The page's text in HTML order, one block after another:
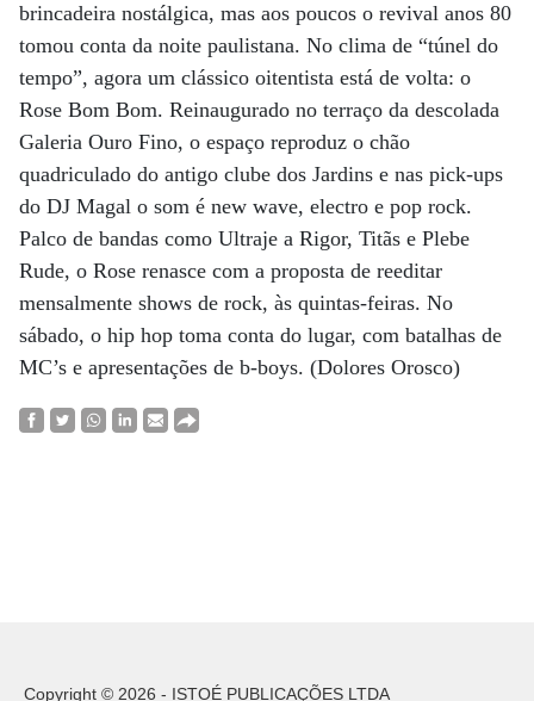
brincadeira nostálgica, mas aos poucos o revival anos 80
tomou conta da noite paulistana. No clima de “túnel do
tempo”, agora um clássico oitentista está de volta: o
Rose Bom Bom. Reinaugurado no terraço da descolada
Galeria Ouro Fino, o espaço reproduz o chão
quadriculado do antigo clube dos Jardins e nas pick-ups
do DJ Magal o som é new wave, electro e pop rock.
Palco de bandas como Ultraje a Rigor, Titãs e Plebe
Rude, o Rose renasce com a proposta de reeditar
mensalmente shows de rock, às quintas-feiras. No
sábado, o hip hop toma conta do lugar, com batalhas de
MC’s e apresentações de b-boys. (Dolores Orosco)
Copyright © 2026 - ISTOÉ PUBLICAÇÕES LTDA